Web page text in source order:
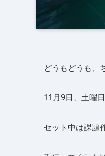
どうもどうも、
11月9日、土曜
セット中は課題